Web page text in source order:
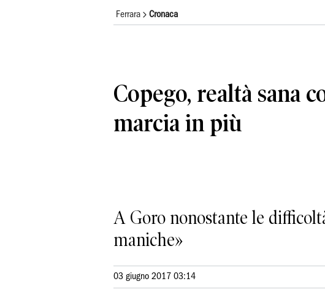
Ferrara Cronaca
Copego, realtà sana
marcia in più
A Goro nonostante le
maniche»
03 giugno 2017 03:14